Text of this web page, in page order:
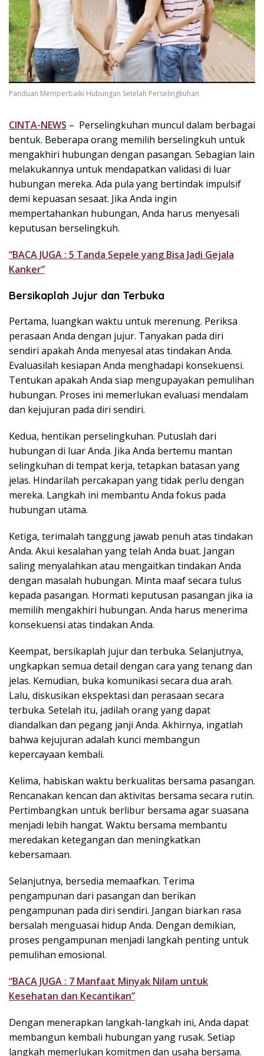
k
i
n
i
,
P
e
n
h
I
s
p
i
r
a
s
!
Panduan Memperbaiki Hubungan Setelah Perselingkuhan
CINTA-NEWS – Perselingkuhan muncul dalam berbagai
bentuk. Beberapa orang memilih berselingkuh untuk
mengakhiri hubungan dengan pasangan. Sebagian lain
melakukannya untuk mendapatkan validasi di luar
hubungan mereka. Ada pula yang bertindak impulsif
demi kepuasan sesaat. Jika Anda ingin
mempertahankan hubungan, Anda harus menyesali
keputusan berselingkuh.
“BACA JUGA : 5 Tanda Sepele yang Bisa Jadi Gejala
Kanker”
Bersikaplah Jujur dan Terbuka
Pertama, luangkan waktu untuk merenung. Periksa
perasaan Anda dengan jujur. Tanyakan pada diri
sendiri apakah Anda menyesal atas tindakan Anda.
Evaluasilah kesiapan Anda menghadapi konsekuensi.
Tentukan apakah Anda siap mengupayakan pemulihan
hubungan. Proses ini memerlukan evaluasi mendalam
dan kejujuran pada diri sendiri.
Kedua, hentikan perselingkuhan. Putuslah dari
hubungan di luar Anda. Jika Anda bertemu mantan
selingkuhan di tempat kerja, tetapkan batasan yang
jelas. Hindarilah percakapan yang tidak perlu dengan
mereka. Langkah ini membantu Anda fokus pada
hubungan utama.
Ketiga, terimalah tanggung jawab penuh atas tindakan
Anda. Akui kesalahan yang telah Anda buat. Jangan
saling menyalahkan atau mengaitkan tindakan Anda
dengan masalah hubungan. Minta maaf secara tulus
kepada pasangan. Hormati keputusan pasangan jika ia
memilih mengakhiri hubungan. Anda harus menerima
konsekuensi atas tindakan Anda.
Keempat, bersikaplah jujur dan terbuka. Selanjutnya,
ungkapkan semua detail dengan cara yang tenang dan
jelas. Kemudian, buka komunikasi secara dua arah.
Lalu, diskusikan ekspektasi dan perasaan secara
terbuka. Setelah itu, jadilah orang yang dapat
diandalkan dan pegang janji Anda. Akhirnya, ingatlah
bahwa kejujuran adalah kunci membangun
kepercayaan kembali.
Kelima, habiskan waktu berkualitas bersama pasangan.
Rencanakan kencan dan aktivitas bersama secara rutin.
Pertimbangkan untuk berlibur bersama agar suasana
menjadi lebih hangat. Waktu bersama membantu
meredakan ketegangan dan meningkatkan
kebersamaan.
Selanjutnya, bersedia memaafkan. Terima
pengampunan dari pasangan dan berikan
pengampunan pada diri sendiri. Jangan biarkan rasa
bersalah menguasai hidup Anda. Dengan demikian,
proses pengampunan menjadi langkah penting untuk
pemulihan emosional.
“BACA JUGA : 7 Manfaat Minyak Nilam untuk
Kesehatan dan Kecantikan”
Dengan menerapkan langkah-langkah ini, Anda dapat
membangun kembali hubungan yang rusak. Setiap
langkah memerlukan komitmen dan usaha bersama.